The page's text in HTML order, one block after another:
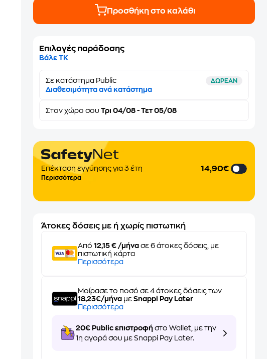
Προσθήκη στο καλάθι
Επιλογές παράδοσης
Βάλε ΤΚ
Σε κατάστημα Public ΔΩΡΕΑΝ
Διαθεσιμότητα ανά κατάστημα
Στονχώρο σου Τρι 04/08 - Τετ 05/08
Επέκταση εγγύησης για 3 έτη
Περισσότερα
14,90€
Άτοκες δόσεις με ή χωρίς πιστωτική
Από12,15 € /μήνα σε 6 άτοκες δόσεις, με
πιστωτική κάρτα
Περισσότερα
Μοίρασε το ποσό σε 4 άτοκες δόσεις των
18,23€/μήνα μεSnappi Pay Later
Περισσότερα
20€ Public επιστροφή στο Wallet, με την
1η αγορά σου με Snappi Pay Later.